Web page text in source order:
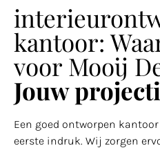
kantoor:
voor Mooij
Jouw
Een goed ontworpen
eerste indruk. Wij zorgen